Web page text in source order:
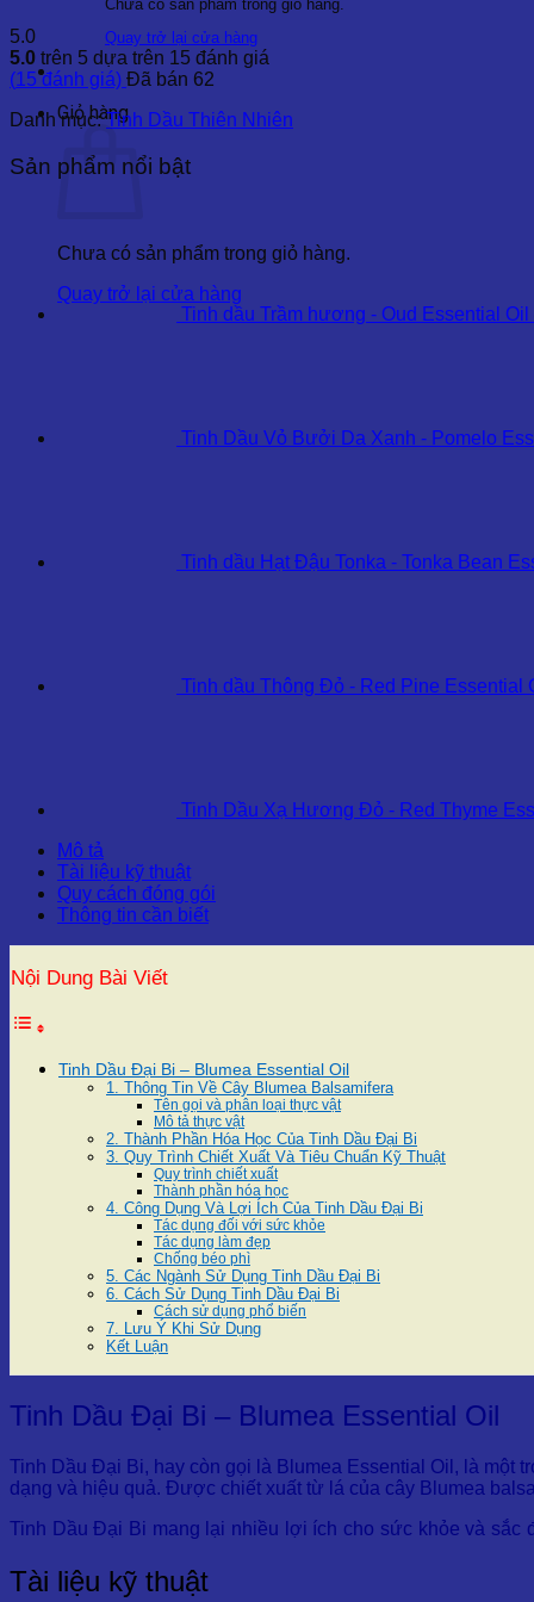
Chưa có sản phẩm trong giỏ hàng.
Quay trở lại cửa hàng
Giỏ hàng
Chưa có sản phẩm trong giỏ hàng.
Quay trở lại cửa hàng
5.0
5.0 trên 5 dựa trên 15 đánh giá
(15đánh giá) Đã bán 62
Danh mục:Tinh Dầu Thiên Nhiên
Sản phẩm nổi bật
Tinh dầu Trầm hương - Oud Essential Oil
Tinh Dầu Vỏ Bưởi Da Xanh - Pomelo
Tinh dầu Hạt Đậu Tonka - Tonka Bean
Tinh dầu Thông Đỏ - Red Pine Essential
Tinh Dầu Xạ Hương Đỏ - Red Thyme
Mô tả
Tài liệu kỹ thuật
Quy cách đóng gói
Thông tin cần biết
Nội Dung Bài Viết
Tinh Dầu Đại Bi – Blumea Essential Oil
1. Thông Tin Về Cây Blumea Balsamifera
Tên gọi và phân loại thực vật
Mô tả thực vật
2. Thành Phần Hóa Học Của Tinh Dầu Đại Bi
3. Quy Trình Chiết Xuất Và Tiêu Chuẩn Kỹ Thuật
Quy trình chiết xuất
Thành phần hóa học
4. Công Dụng Và Lợi Ích Của Tinh Dầu Đại Bi
Tác dụng đối với sức khỏe
Tác dụng làm đẹp
Chống béo phì
5. Các Ngành Sử Dụng Tinh Dầu Đại Bi
6. Cách Sử Dụng Tinh Dầu Đại Bi
Cách sử dụng phổ biến
7. Lưu Ý Khi Sử Dụng
Kết Luận
Tinh Dầu Đại Bi – Blumea Essential Oil
Tinh Dầu Đại Bi, hay còn gọi là Blumea Essential Oil, là một
dạng và hiệu quả. Được chiết xuất từ lá của cây Blumea
Tinh Dầu Đại Bi mang lại nhiều lợi ích cho sức khỏe và sắc
1. Thông Tin Về Cây Blumea Balsamifera
Tài liệu kỹ thuật